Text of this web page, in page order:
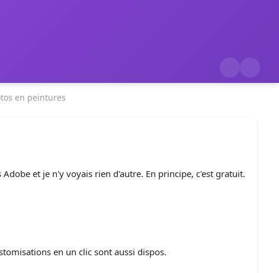
en peintures
et je n'y voyais rien d'autre. En principe, c'est gratuit.
en un clic sont aussi dispos.